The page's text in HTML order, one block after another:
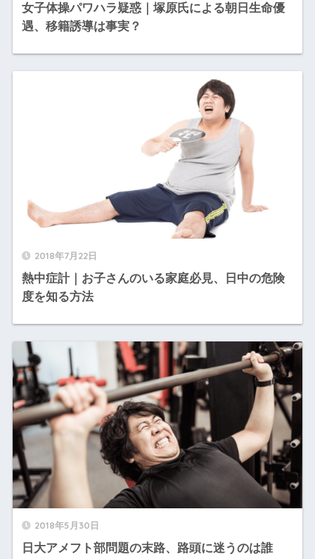
女子体操パワハラ疑惑｜塚原氏による朝日生命優
遇、移籍誘導は事実？
2018年7月22日
熱中症計｜お子さんのいる家庭必見、日中の危険
度を知る方法
2018年5月30日
日大アメフト部問題の末路、路頭に迷うのは誰